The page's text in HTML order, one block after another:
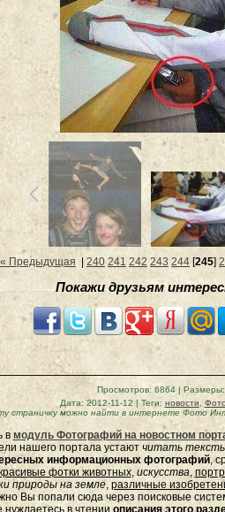
« Предыдущая 240 241 242 243 244 [245]
Покажи друзьям
Просмотров: 6864 | Размеры
Дата: 2012-11-12 | Теги: новости Фото
страничку можно найти в интернете Фото
в модуль Фотографий на новостном
нашего портала устают читать
информационных фотографий,
фотки животных, искусства,
природы на земле, различные
Вы попали сюда через поисковые
нуждаетесь в чтении описания этого